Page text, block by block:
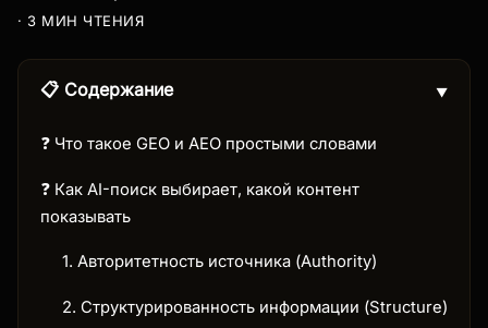
· 3 МИН ЧТЕНИЯ
📋 Содержание ▼
❓ Что такое GEO и AEO простыми словами
❓ Как AI-поиск выбирает, какой контент
показывать
1. Авторитетность источника (Authority)
2. Структурированность информации (Structure)